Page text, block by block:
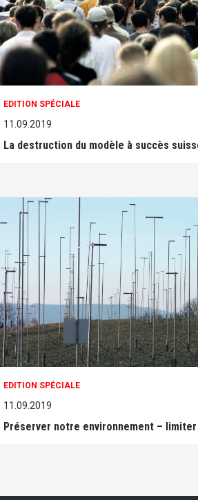
EDITION SPÉCIALE
11.09.2019
La destruction du modèle à succès
EDITION SPÉCIALE
11.09.2019
Préserver notre environnement –